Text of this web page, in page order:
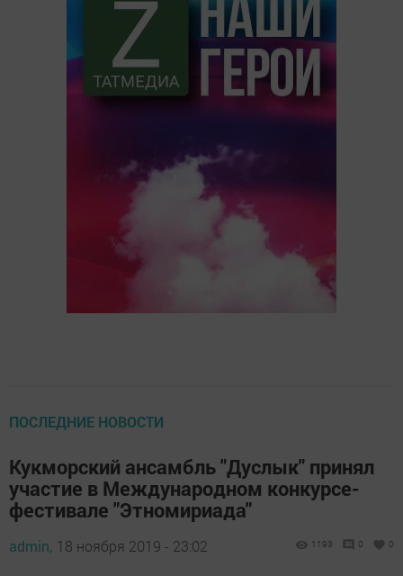
ПОСЛЕДНИЕ НОВОСТИ
Кукморский ансамбль "Дуслык" принял
участие в Международном конкурсе-
фестивале "Этномириада"
admin, 18 ноября 2019 - 23:02 1193 0 0